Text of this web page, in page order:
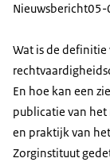
Nieuwsbericht05-
Wat is de definitie
En hoe kan een
publicatie van
en praktijk van
Zorginstituut